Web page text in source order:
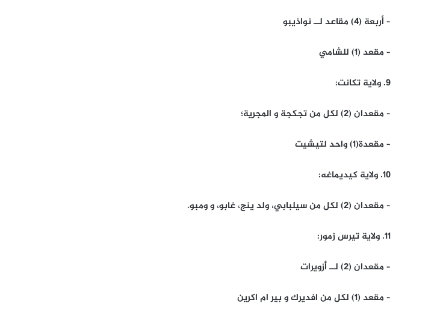
– أربعة (4) مقاعد لــ نواذيبو
– مقعد (1) للشامي
9. ولاية تكانت:
– مقعدان (2) لكل من تجكجة و المجرية؛
– مقعدة(1) واحد لتيشيت
10. ولاية كيديماغه:
– مقعدان (2) لكل من سيلبابي، ولد ينج، غابو، و ومبو.
11. ولاية تيرس زمور:
– مقعدان (2) لــ أزويرات
– مقعد (1) لكل من افديرك و بير ام اكرين